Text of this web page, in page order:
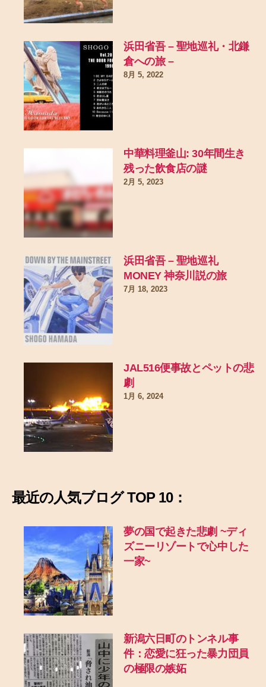
浜田省吾 – 聖地巡礼・北鎌
倉への旅 –
8月 5, 2022
中華料理釜山: 30年間生き
残った飲食店の謎
2月 5, 2023
浜田省吾 – 聖地巡礼
MONEY 神奈川説の旅
7月 18, 2023
JAL516便事故とペットの悲
劇
1月 6, 2024
最近の人気ブログ TOP 10：
夢の国で起きた悲劇 ~ディ
ズニーリゾートで心中した
一家~
新潟六日町のトンネル事
件：恋愛に狂った暴力団員
の極限の嫉妬